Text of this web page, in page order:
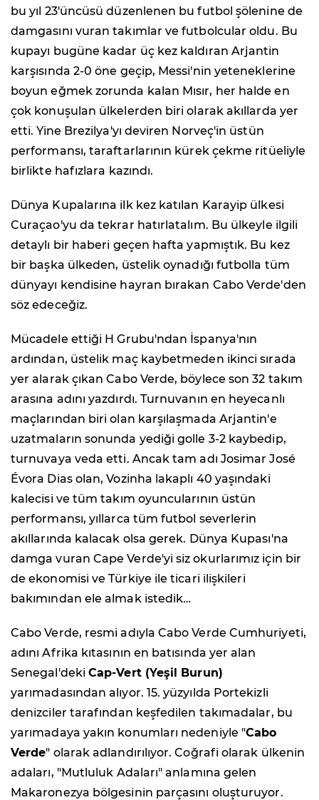
bu yıl 23'üncüsü düzenlenen bu futbol şölenine de
damgasını vuran takımlar ve futbolcular oldu. Bu
kupayı bugüne kadar üç kez kaldıran Arjantin
karşısında 2-0 öne geçip, Messi'nin yeteneklerine
boyun eğmek zorunda kalan Mısır, her halde en
çok konuşulan ülkelerden biri olarak akıllarda yer
etti. Yine Brezilya'yı deviren Norveç'in üstün
performansı, taraftarlarının kürek çekme ritüeliyle
birlikte hafızlara kazındı.
Dünya Kupalarına ilk kez katılan Karayip ülkesi
Curaçao'yu da tekrar hatırlatalım. Bu ülkeyle ilgili
detaylı bir haberi geçen hafta yapmıştık. Bu kez
bir başka ülkeden, üstelik oynadığı futbolla tüm
dünyayı kendisine hayran bırakan Cabo Verde'den
söz edeceğiz.
Mücadele ettiği H Grubu'ndan İspanya'nın
ardından, üstelik maç kaybetmeden ikinci sırada
yer alarak çıkan Cabo Verde, böylece son 32 takım
arasına adını yazdırdı. Turnuvanın en heyecanlı
maçlarından biri olan karşılaşmada Arjantin'e
uzatmaların sonunda yediği golle 3-2 kaybedip,
turnuvaya veda etti. Ancak tam adı Josimar José
Évora Dias olan, Vozinha lakaplı 40 yaşındaki
kalecisi ve tüm takım oyuncularının üstün
performansı, yıllarca tüm futbol severlerin
akıllarında kalacak olsa gerek. Dünya Kupası'na
damga vuran Cape Verde'yi siz okurlarımız için bir
de ekonomisi ve Türkiye ile ticari ilişkileri
bakımından ele almak istedik…
Cabo Verde, resmi adıyla Cabo Verde Cumhuriyeti,
adını Afrika kıtasının en batısında yer alan
Senegal'dekiCap-Vert (Yeşil Burun)
yarımadasından alıyor. 15. yüzyılda Portekizli
denizciler tarafından keşfedilen takımadalar, bu
yarımadaya yakın konumları nedeniyle "Cabo
Verde" olarak adlandırılıyor. Coğrafi olarak ülkenin
adaları, "Mutluluk Adaları" anlamına gelen
Makaronezya bölgesinin parçasını oluşturuyor.